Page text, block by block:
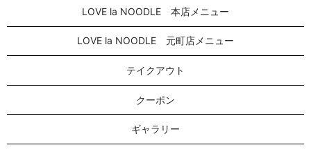
LOVE la NOODLE 本店メニュー
LOVE la NOODLE 元町店メニュー
テイクアウト
クーポン
ギャラリー